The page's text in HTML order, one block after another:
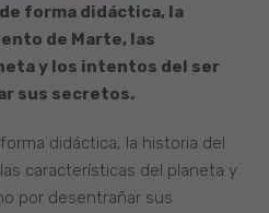
forma didáctica, la
de Marte, las
y los intentos del ser
sus secretos.
didáctica, la historia del
características del planeta y
por desentrañar sus